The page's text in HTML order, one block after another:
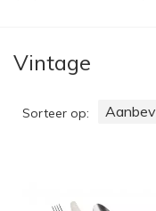
Vintage
Sorteer op